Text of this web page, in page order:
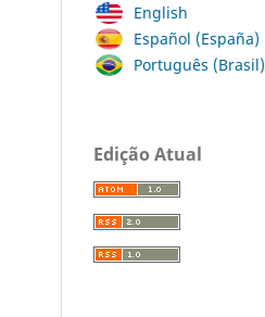
English
Español (España)
Português (Brasil)
Edição Atual